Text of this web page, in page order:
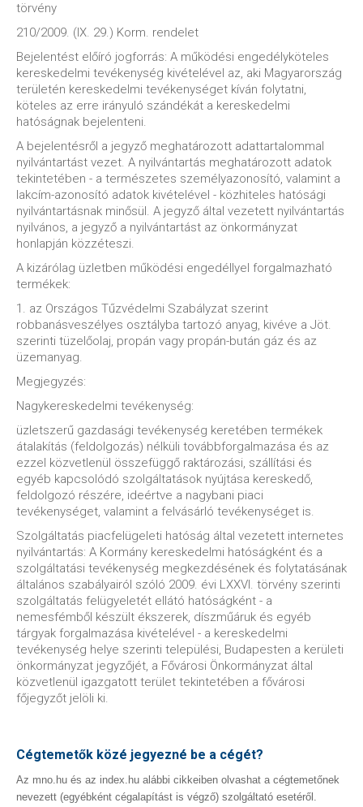
törvény
210/2009. (IX. 29.) Korm. rendelet
Bejelentést előíró jogforrás: A működési engedélyköteles
kereskedelmi tevékenység kivételével az, aki Magyarország
területén kereskedelmi tevékenységet kíván folytatni,
köteles az erre irányuló szándékát a kereskedelmi
hatóságnak bejelenteni.
A bejelentésről a jegyző meghatározott adattartalommal
nyilvántartást vezet. A nyilvántartás meghatározott adatok
tekintetében - a természetes személyazonosító, valamint a
lakcím-azonosító adatok kivételével - közhiteles hatósági
nyilvántartásnak minősül. A jegyző által vezetett nyilvántartás
nyilvános, a jegyző a nyilvántartást az önkormányzat
honlapján közzéteszi.
A kizárólag üzletben működési engedéllyel forgalmazható
termékek:
1. az Országos Tűzvédelmi Szabályzat szerint
robbanásveszélyes osztályba tartozó anyag, kivéve a Jöt.
szerinti tüzelőolaj, propán vagy propán-bután gáz és az
üzemanyag.
Megjegyzés:
Nagykereskedelmi tevékenység:
üzletszerű gazdasági tevékenység keretében termékek
átalakítás (feldolgozás) nélküli továbbforgalmazása és az
ezzel közvetlenül összefüggő raktározási, szállítási és
egyéb kapcsolódó szolgáltatások nyújtása kereskedő,
feldolgozó részére, ideértve a nagybani piaci
tevékenységet, valamint a felvásárló tevékenységet is.
Szolgáltatás piacfelügeleti hatóság által vezetett internetes
nyilvántartás: A Kormány kereskedelmi hatóságként és a
szolgáltatási tevékenység megkezdésének és folytatásának
általános szabályairól szóló 2009. évi LXXVI. törvény szerinti
szolgáltatás felügyeletét ellátó hatóságként - a
nemesfémből készült ékszerek, díszműáruk és egyéb
tárgyak forgalmazása kivételével - a kereskedelmi
tevékenység helye szerinti települési, Budapesten a kerületi
önkormányzat jegyzőjét, a Fővárosi Önkormányzat által
közvetlenül igazgatott terület tekintetében a fővárosi
főjegyzőt jelöli ki.
Cégtemetők közé jegyezné be a cégét?
Az mno.hu és az index.hu alábbi cikkeiben olvashat a cégtemetőnek
nevezett (egyébként cégalapítást is végző) szolgáltató esetéről.